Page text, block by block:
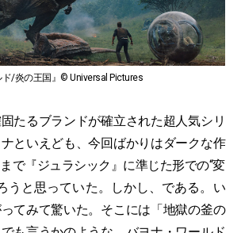
ド/炎の王国』© Universal Pictures
たるブランドが確立された超人気シリ
といえども、今回ばかりはダークな作
で『ジュラシック』に準じた形での“変
うと思っていた。しかし、である。い
てみて驚いた。そこには「地獄の釜の